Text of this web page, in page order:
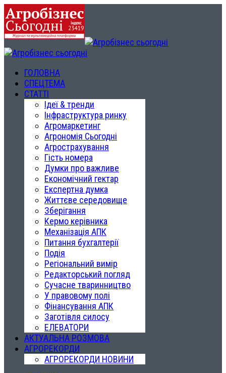
ГОЛОВНА
СПЕЦТЕМА
СТАТТІ
Ідеї & тренди
Інфраструктура ринку
Агромаркетинг
Агрономія Сьогодні
Агрострахування
Гість номера
Думки про важливе
Економічний гектар
Експертна думка
Життєве середовище
Зберігання
Кермо керівника
Механізація АПК
Питання бухгалтерії
Подія
Регіональний вимір
Редакторський погляд
Сучасне тваринництво
У правовому полі
Фінансування АПК
Заготівля силосу
ЕЛЕВАТОРИ
АКТУАЛЬНА РОЗМОВА
АГРОРЕКОРДИ
АГРОРЕКОРДИ НОВИНИ